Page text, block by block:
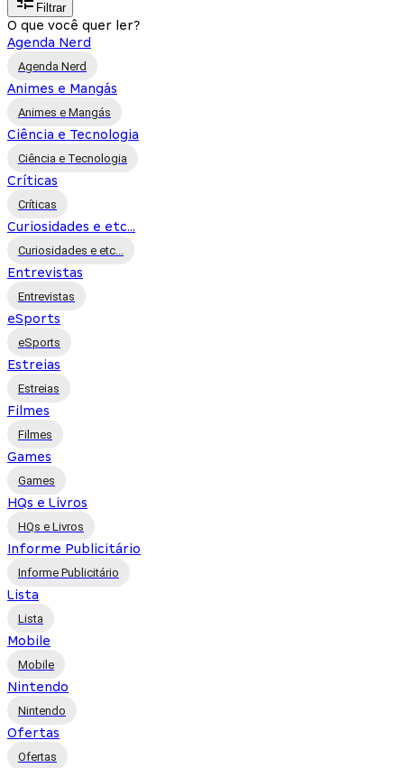
Filtrar
O que você quer ler?
Agenda Nerd
Agenda Nerd
Animes e Mangás
Animes e Mangás
Ciência e Tecnologia
Ciência e Tecnologia
Críticas
Críticas
Curiosidades e etc...
Curiosidades e etc...
Entrevistas
Entrevistas
eSports
eSports
Estreias
Estreias
Filmes
Filmes
Games
Games
HQs e Livros
HQs e Livros
Informe Publicitário
Informe Publicitário
Lista
Lista
Mobile
Mobile
Nintendo
Nintendo
Ofertas
Ofertas